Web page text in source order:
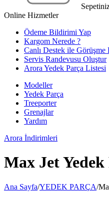
Online Hizmetler
Ödeme Bildirimi Yap
Kargom Nerede ?
Canlı Destek ile Görüşme
Servis Randevusu Oluştur
Arora Yedek Parça Listesi
Modeller
Yedek Parça
Treeporter
Grenajlar
Yardım
Arora İndirimleri
Max Jet Yedek
Ana Sayfa/YEDEK PARÇA/